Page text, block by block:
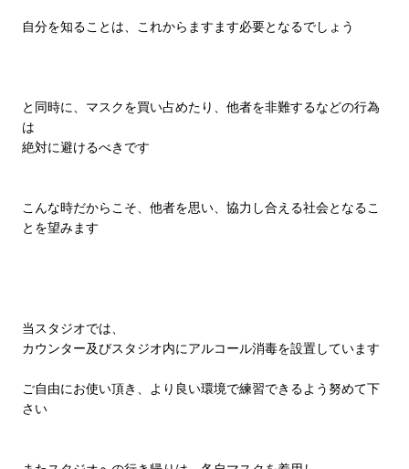
自分を知ることは、これからますます必要となるでしょう
と同時に、マスクを買い占めたり、他者を非難するなどの行為
は
絶対に避けるべきです
こんな時だからこそ、他者を思い、協力し合える社会となるこ
とを望みます
当スタジオでは、
カウンター及びスタジオ内にアルコール消毒を設置しています
ご自由にお使い頂き、より良い環境で練習できるよう努めて下
さい